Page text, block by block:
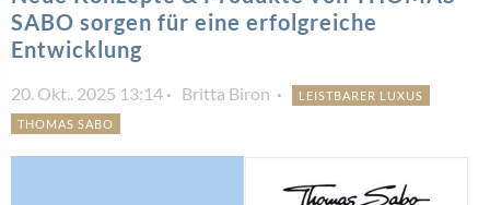
SABO sorgen für eine erfolgreiche
Entwicklung
20. Okt.. 2025 13:14 Britta Biron
LEISTBARER LUXUS
THOMAS SABO